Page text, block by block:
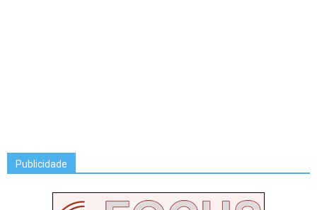
Publicidade